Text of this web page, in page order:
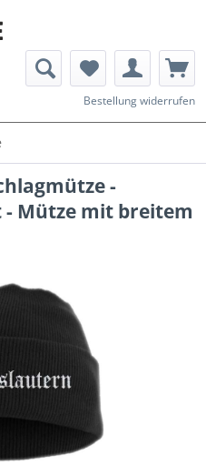
Bestellung widerrufen
-
Mütze mit breitem